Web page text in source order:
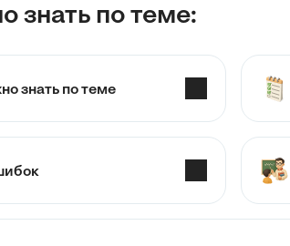
знать по теме:
знать по теме